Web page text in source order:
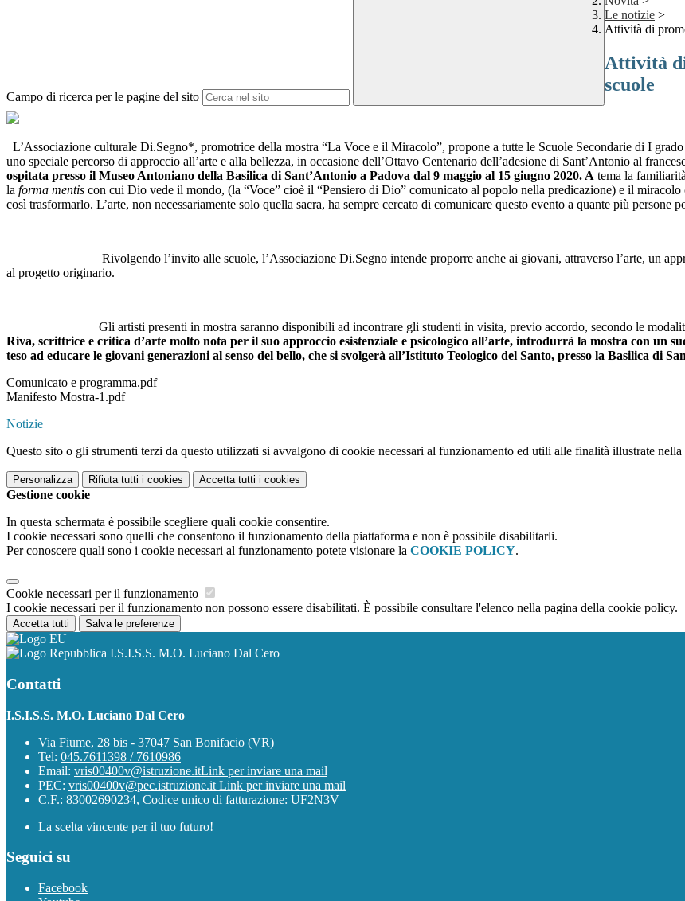
Campo di ricerca per le pagine del sito
Le notizie >
Attività di
Attività
scuole
L’Associazione culturale Di.Segno*, promotrice della mostra “La Voce e il Miracolo”, propone a tutte le Scuole Secondarie di I
uno speciale percorso di approccio all’arte e alla bellezza, in occasione dell’Ottavo Centenario dell’adesione di Sant’Antonio al
ospitata presso il Museo Antoniano della Basilica di Sant’Antonio a Padova dal 9 maggio al 15 giugno 2020. A tema la
la forma mentis con cui Dio vede il mondo, (la “Voce” cioè il “Pensiero di Dio” comunicato al popolo nella predicazione) e il
così trasformarlo. L’arte, non necessariamente solo quella sacra, ha sempre cercato di comunicare questo evento a quante più
Rivolgendo l’invito alle scuole, l’Associazione Di.Segno intende proporre anche ai giovani, attraverso l’arte, un
al progetto originario.
Gli artisti presenti in mostra saranno disponibili ad incontrare gli studenti in visita, previo accordo, secondo le modalità
Riva, scrittrice e critica d’arte molto nota per il suo approccio esistenziale e psicologico all’arte, introdurrà la mostra con un
teso ad educare le giovani generazioni al senso del bello, che si svolgerà all’Istituto Teologico del Santo, presso la Basilica di
Comunicato e programma.pdf
Manifesto Mostra-1.pdf
Notizie
Questo sito o gli strumenti terzi da questo utilizzati si avvalgono di cookie necessari al funzionamento ed utili alle finalità illustrate nella
Personalizza Rifiuta tutti i cookies Accetta tutti i cookies
Gestione cookie
In questa schermata è possibile scegliere quali cookie consentire.
I cookie necessari sono quelli che consentono il funzionamento della piattaforma e non è possibile disabilitarli.
Per conoscere quali sono i cookie necessari al funzionamento potete visionare la COOKIE POLICY.
Cookie necessari per il funzionamento
I cookie necessari per il funzionamento non possono essere disabilitati. È possibile consultare l'elenco nella pagina della cookie policy.
Accetta tutti Salva le preferenze
I.S.I.S.S. M.O. Luciano Dal Cero
Contatti
I.S.I.S.S. M.O. Luciano Dal Cero
Via Fiume, 28 bis - 37047 San Bonifacio (VR)
Tel: 045.7611398 / 7610986
Email: vris00400v@istruzione.itLink per inviare una mail
PEC: vris00400v@pec.istruzione.it Link per inviare una mail
C.F.: 83002690234, Codice unico di fatturazione: UF2N3V
La scelta vincente per il tuo futuro!
Seguici su
Facebook